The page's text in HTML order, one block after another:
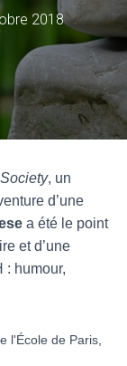
2018
Society, un
d’une
a été le point
et d’une
: humour,
l'École de Paris,